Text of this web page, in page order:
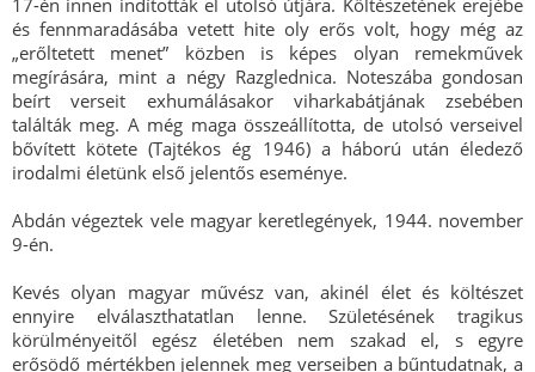
17-én innen indították el utolsó útjára. Költészetének erejébe
és fennmaradásába vetett hite oly erős volt, hogy még az
„erőltetett menet” közben is képes olyan remekművek
megírására, mint a négy Razglednica. Noteszába gondosan
beírt verseit exhumálásakor viharkabátjának zsebében
találták meg. A még maga összeállította, de utolsó verseivel
bővített kötete (Tajtékos ég 1946) a háború után éledező
irodalmi életünk első jelentős eseménye.
Abdán végeztek vele magyar keretlegények, 1944. november
9-én.
Kevés olyan magyar művész van, akinél élet és költészet
ennyire elválaszthatatlan lenne. Születésének tragikus
körülményeitől egész életében nem szakad el, s egyre
erősödő mértékben jelennek meg verseiben a bűntudatnak, a